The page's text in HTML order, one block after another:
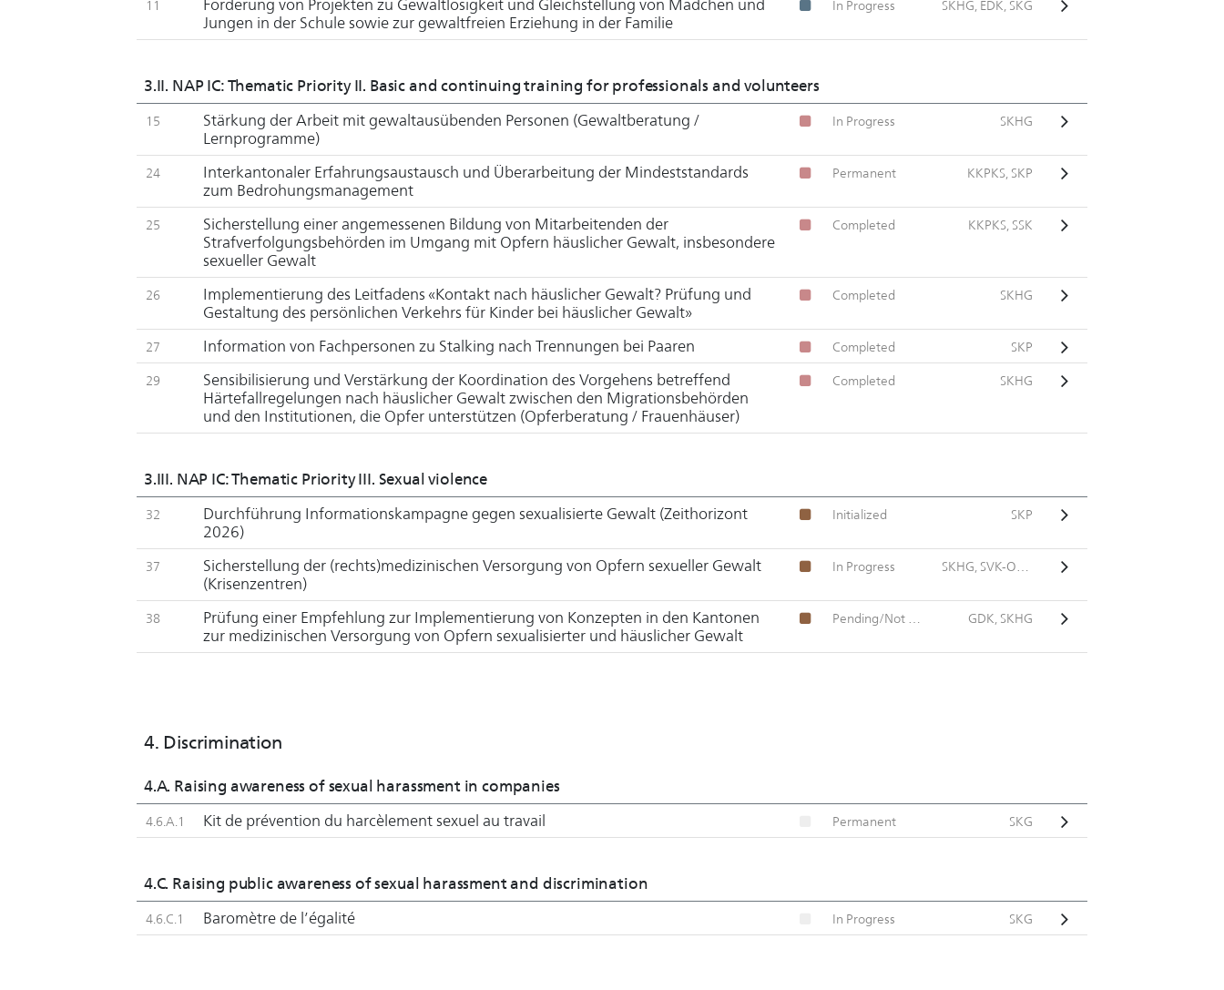
11
Förderung von Projekten zu Gewaltlosigkeit und Gleichstellung von Mädchen und
Jungen in der Schule sowie zur gewaltfreien Erziehung in der Familie
In Progress SKHG, EDK, SKG
3.II. NAP IC: Thematic Priority II. Basic and continuing training for professionals and volunteers
15
Stärkung der Arbeit mit gewaltausübenden Personen (Gewaltberatung /
Lernprogramme)
In Progress SKHG
24
Interkantonaler Erfahrungsaustausch und Überarbeitung der Mindeststandards
zum Bedrohungsmanagement
Permanent KKPKS, SKP
25
Sicherstellung einer angemessenen Bildung von Mitarbeitenden der
Strafverfolgungsbehörden im Umgang mit Opfern häuslicher Gewalt, insbesondere
sexueller Gewalt
Completed KKPKS, SSK
26
Implementierung des Leitfadens «Kontakt nach häuslicher Gewalt? Prüfung und
Gestaltung des persönlichen Verkehrs für Kinder bei häuslicher Gewalt»
Completed SKHG
27 Information von Fachpersonen zu Stalking nach Trennungen bei Paaren Completed SKP
29
Sensibilisierung und Verstärkung der Koordination des Vorgehens betreffend
Härtefallregelungen nach häuslicher Gewalt zwischen den Migrationsbehörden
und den Institutionen, die Opfer unterstützen (Opferberatung / Frauenhäuser)
Completed SKHG
3.III. NAP IC: Thematic Priority III. Sexual violence
32
Durchführung Informationskampagne gegen sexualisierte Gewalt (Zeithorizont
2026)
Initialized SKP
37
Sicherstellung der (rechts)medizinischen Versorgung von Opfern sexueller Gewalt
(Krisenzentren)
In Progress
38
Prüfung einer Empfehlung zur Implementierung von Konzepten in den Kantonen
zur medizinischen Versorgung von Opfern sexualisierter und häuslicher Gewalt
GDK, SKHG
4. Discrimination
4.A. Raising awareness of sexual harassment in companies
4.6.A.1 Kit de prévention du harcèlement sexuel au travail Permanent SKG
4.C. Raising public awareness of sexual harassment and discrimination
4.6.C.1 Baromètre de l’égalité In Progress SKG